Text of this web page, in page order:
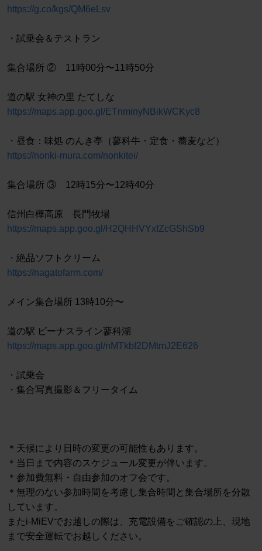
https://g.co/kgs/QM6eLsv
・試乗会＆テストラン
集合場所 ② 11時00分〜11時50分
道の駅 女神の里 たてしな
https://maps.app.goo.gl/ETnminyNBikWCKyc8
・昼食：味処 のんき亭（蓼科牛・定食・蕎麦など）
https://nonki-mura.com/nonkitei/
集合場所 ③ 12時15分〜12時40分
信州白樺高原 長門牧場
https://maps.app.goo.gl/H2QHHVYxfZcGShSb9
・絶品ソフトクリーム
https://nagatofarm.com/
メイン集合場所 13時10分〜
道の駅 ビーナスライン蓼科湖
https://maps.app.goo.gl/nMTkbf2DMtmJ2E626
・試乗会
・集合写真撮影＆フリータイム
＊天候により日時の変更の可能性もあります。
＊当日まで内容のスケジュール変更が伴います。
＊参加費無料・自由参加のオフ会です。
＊無理のない参加時間を考慮し集合時間と集合場所を分散
しています。
またi-MiEVでお越しの際は、充電設備をご確認の上、現地
まで安全運転でお越しください。